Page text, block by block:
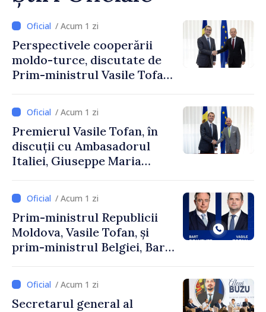
/ Acum 1 zi
Perspectivele cooperării
moldo-turce, discutate de
Prim-ministrul Vasile Tofan
Uygar Mustafa Sertel
/ Acum 1 zi
Premierul Vasile Tofan, în
discuții cu Ambasadorul
Italiei, Giuseppe Maria
/ Acum 1 zi
Prim-ministrul Republicii
Moldova, Vasile Tofan, și
prim-ministrul Belgiei, Bart
despre parcursul european
al Republicii Moldova.
/ Acum 1 zi
Secretarul general al